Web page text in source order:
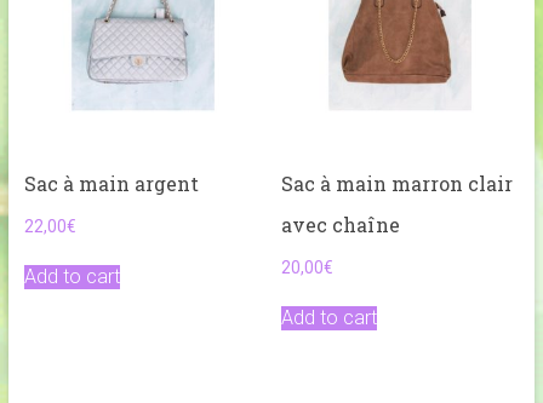
Sac à main argent
22,00€
Add to cart
Sac à main marron clair
avec chaîne
20,00€
Add to cart